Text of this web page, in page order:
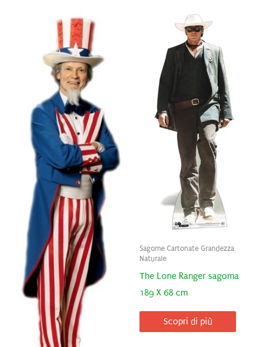
Sagome Cartonate Grandezza
Naturale
The Lone Ranger sagoma
189 X 68 cm
Scopri di più